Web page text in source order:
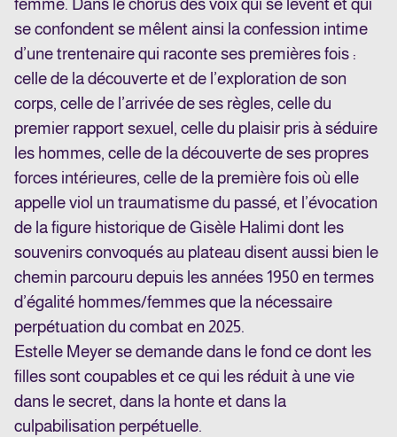
femme. Dans le chorus des voix qui se lèvent et qui
se confondent se mêlent ainsi la confession intime
d’une trentenaire qui raconte ses premières fois :
celle de la découverte et de l’exploration de son
corps, celle de l’arrivée de ses règles, celle du
premier rapport sexuel, celle du plaisir pris à séduire
les hommes, celle de la découverte de ses propres
forces intérieures, celle de la première fois où elle
appelle viol un traumatisme du passé, et l’évocation
de la figure historique de Gisèle Halimi dont les
souvenirs convoqués au plateau disent aussi bien le
chemin parcouru depuis les années 1950 en termes
d’égalité hommes/femmes que la nécessaire
perpétuation du combat en 2025.
Estelle Meyer se demande dans le fond ce dont les
filles sont coupables et ce qui les réduit à une vie
dans le secret, dans la honte et dans la
culpabilisation perpétuelle.